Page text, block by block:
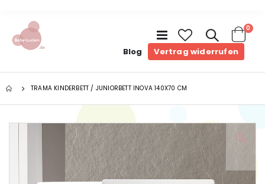
Navigation
umschalten
Blog Vertrag widerrufenCart
0
TRAMA KINDERBETT / JUNIORBETT INOVA 140X70 CM
Zum